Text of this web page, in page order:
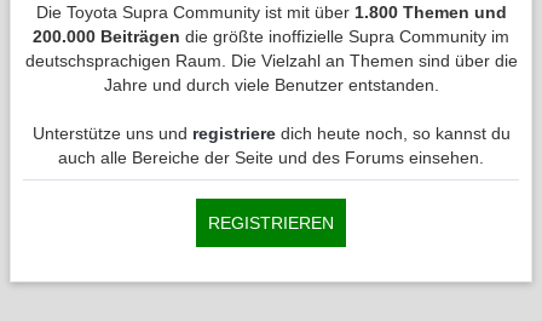
Die Toyota Supra Community ist mit über 1.800 Themen und
200.000 Beiträgen die größte inoffizielle Supra Community im
deutschsprachigen Raum. Die Vielzahl an Themen sind über die
Jahre und durch viele Benutzer entstanden.
Unterstütze uns und registrieredich heute noch, so kannst du
auch alle Bereiche der Seite und des Forums einsehen.
REGISTRIEREN